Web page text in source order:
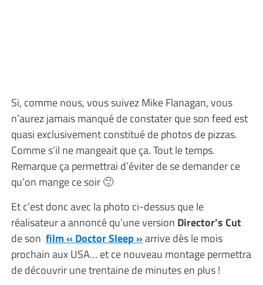
Si, comme nous, vous suivez Mike Flanagan, vous
n’aurez jamais manqué de constater que son feed est
quasi exclusivement constitué de photos de pizzas.
Comme s’il ne mangeait que ça. Tout le temps.
Remarque ça permettrai d’éviter de se demander ce
qu’on mange ce soir 🙂
Et c’est donc avec la photo ci-dessus que le
réalisateur a annoncé qu’une version Director’s Cut
de son film « Doctor Sleep »arrive dès le mois
prochain aux USA… et ce nouveau montage permettra
de découvrir une trentaine de minutes en plus !